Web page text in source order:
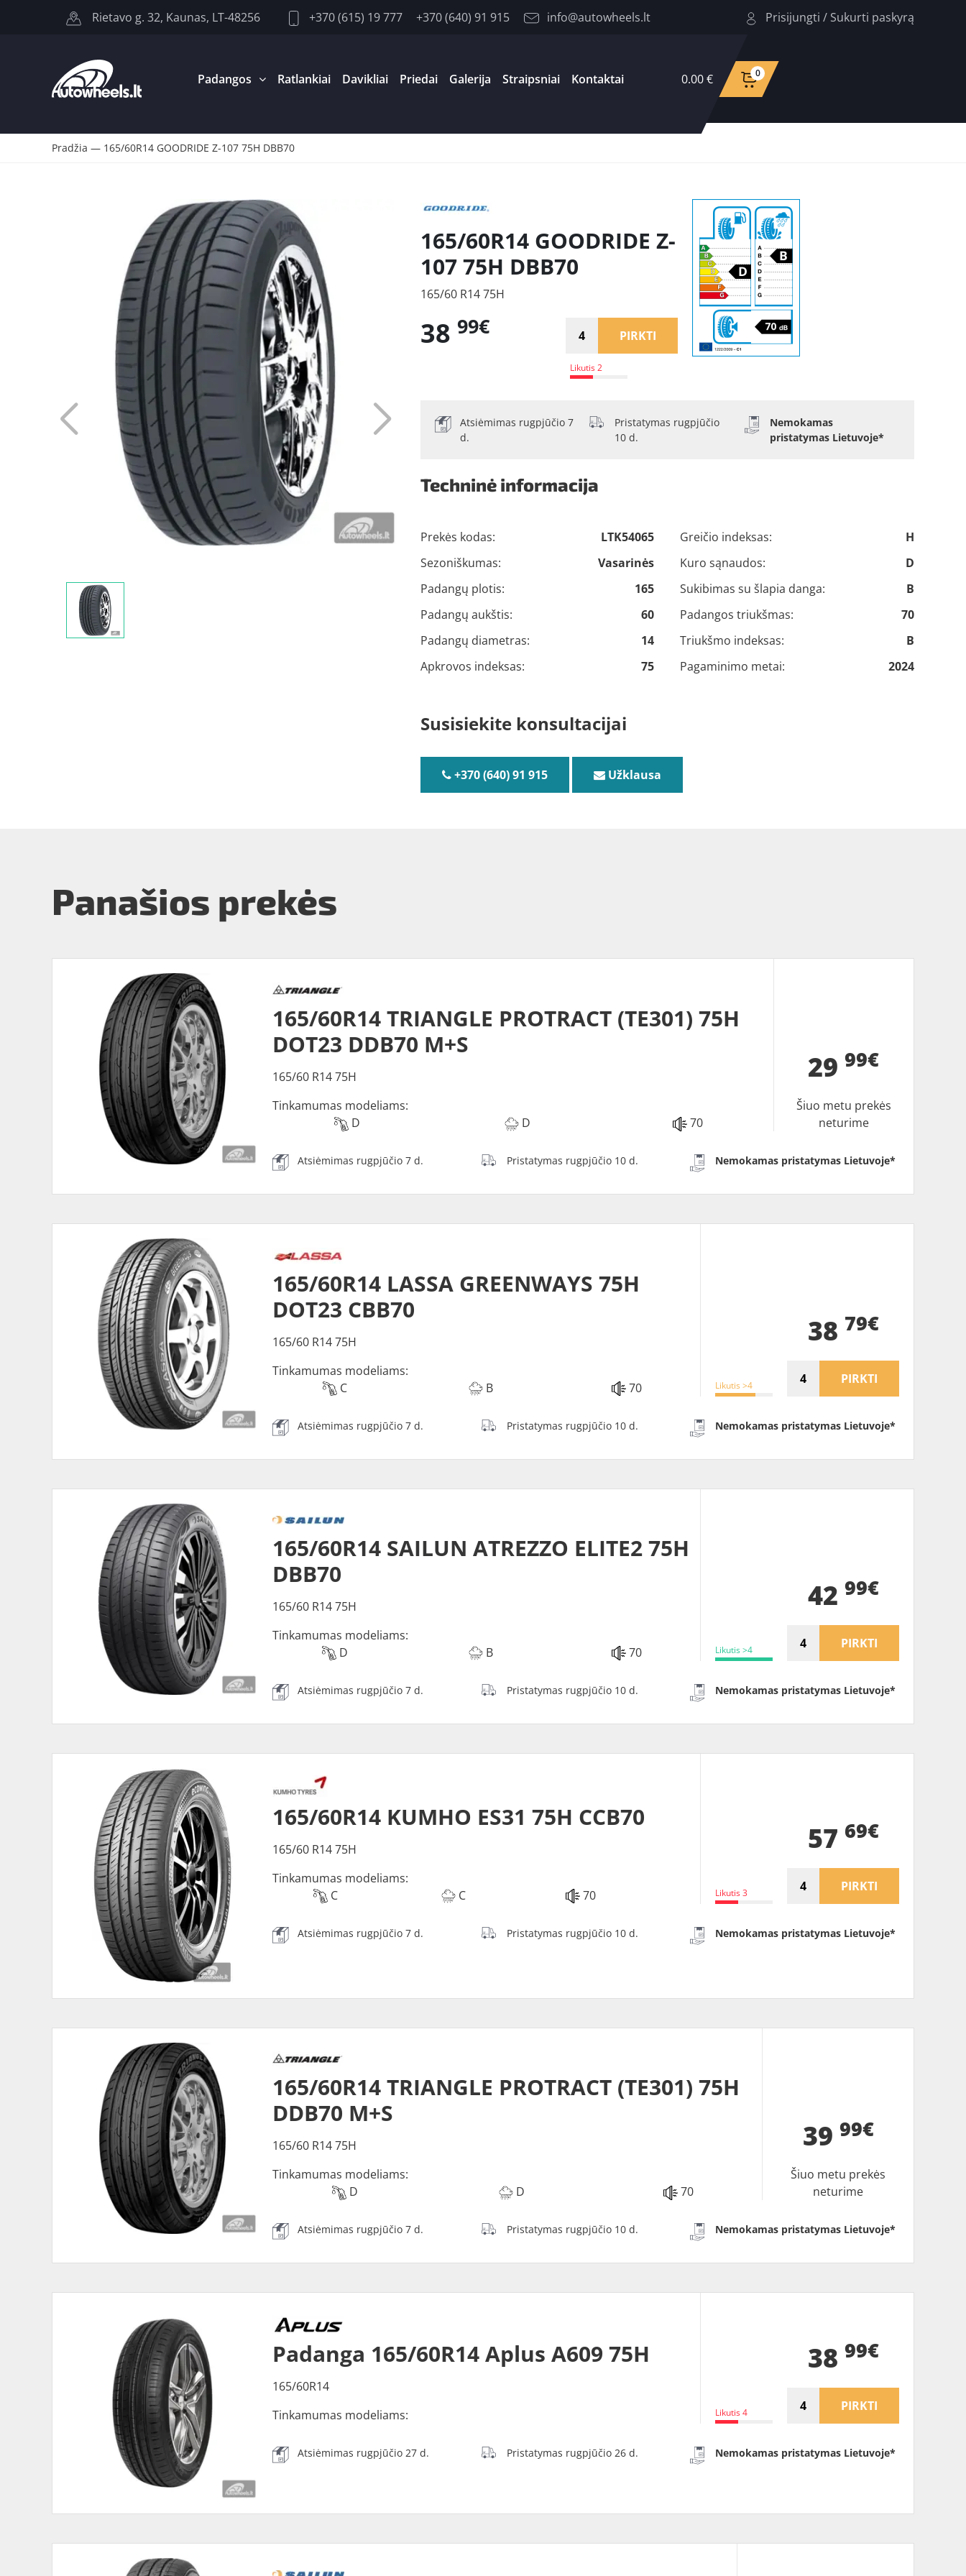
Rietavo g. 32, Kaunas, LT-48256 +370 (615) 19 777 +370 (640) 91 915 info@autowheels.lt Prisijungti / Sukurti paskyrą
Padangos Ratlankiai Davikliai Priedai Galerija Straipsniai Kontaktai 0.00 € 0
Pradžia — 165/60R14 GOODRIDE Z-107 75H DBB70
165/60R14 GOODRIDE Z-
107 75H DBB70
165/60 R14 75H
Likutis 2
38 99€ PIRKTI
Atsiėmimas rugpjūčio 7
d.
Pristatymas rugpjūčio
10 d.
Nemokamas
pristatymas Lietuvoje*
Techninė informacija
Prekės kodas:
LTK54065
Sezoniškumas:
Vasarinės
Padangų plotis:
165
Padangų aukštis:
60
Padangų diametras:
14
Apkrovos indeksas:
75
Greičio indeksas:
H
Kuro sąnaudos:
D
Sukibimas su šlapia danga:
B
Padangos triukšmas:
70
Triukšmo indeksas:
B
Pagaminimo metai:
2024
Susisiekite konsultacijai
+370 (640) 91 915 Užklausa
Panašios prekės
165/60R14 TRIANGLE PROTRACT (TE301) 75H
DOT23 DDB70 M+S
165/60 R14 75H
Tinkamumas modeliams:
D
D 70
2999€
Šiuo metu prekės
neturime
Atsiėmimas rugpjūčio 7 d. Pristatymas rugpjūčio 10 d. Nemokamas pristatymas Lietuvoje*
165/60R14 LASSA GREENWAYS 75H
DOT23 CBB70
165/60 R14 75H
Tinkamumas modeliams:
C
B 70 Likutis >4
38 79€
PIRKTI
Atsiėmimas rugpjūčio 7 d. Pristatymas rugpjūčio 10 d. Nemokamas pristatymas Lietuvoje*
165/60R14 SAILUN ATREZZO ELITE2 75H
DBB70
165/60 R14 75H
Tinkamumas modeliams:
D
B 70 Likutis >4
42 99€
PIRKTI
Atsiėmimas rugpjūčio 7 d. Pristatymas rugpjūčio 10 d. Nemokamas pristatymas Lietuvoje*
165/60R14 KUMHO ES31 75H CCB70
165/60 R14 75H
Tinkamumas modeliams:
C
C 70 Likutis 3
57 69€
PIRKTI
Atsiėmimas rugpjūčio 7 d. Pristatymas rugpjūčio 10 d. Nemokamas pristatymas Lietuvoje*
165/60R14 TRIANGLE PROTRACT (TE301) 75H
DDB70 M+S
165/60 R14 75H
Tinkamumas modeliams:
D
D 70
39 99€
Šiuo metu prekės
neturime
Atsiėmimas rugpjūčio 7 d. Pristatymas rugpjūčio 10 d. Nemokamas pristatymas Lietuvoje*
Padanga 165/60R14 Aplus A609 75H
165/60R14
Tinkamumas modeliams:
Likutis 4
38 99€
PIRKTI
Atsiėmimas rugpjūčio 27 d. Pristatymas rugpjūčio 26 d. Nemokamas pristatymas Lietuvoje*